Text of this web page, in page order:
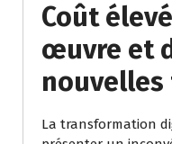
Coût
œuvre et
nouvelles
La transformation